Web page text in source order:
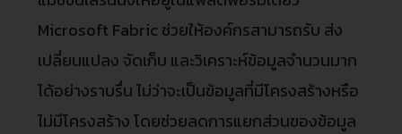
Microsoft Fabric ช่วยให้องค์กรสามารถรับ ส่ง
เปลี่ยนแปลง จัดเก็บ และวิเคราะห์ข้อมูลจำนวนมาก
ได้อย่างราบรื่น ไม่ว่าจะเป็นข้อมูลที่มีโครงสร้างหรือ
ไม่มีโครงสร้าง โดยช่วยลดการแยกส่วนของข้อมูล